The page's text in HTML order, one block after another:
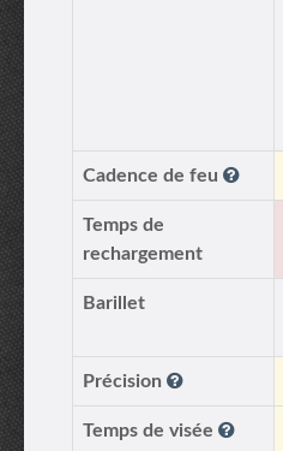
Cadence de feu
Temps de
rechargement
Barillet
Précision
Temps de visée